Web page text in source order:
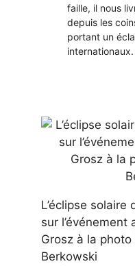
faille, il nous
depuis les
portant un
internationaux.
L’éclipse solaire
sur l’événement
Grosz à la
Berkowski